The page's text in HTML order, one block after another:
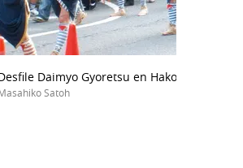
Daimyo Gyoretsu en Hakone.
Satoh